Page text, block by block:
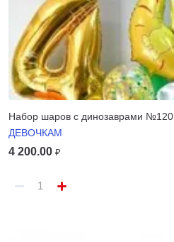
Набор шаров с динозаврами №120
ДЕВОЧКАМ
4 200.00 ₽